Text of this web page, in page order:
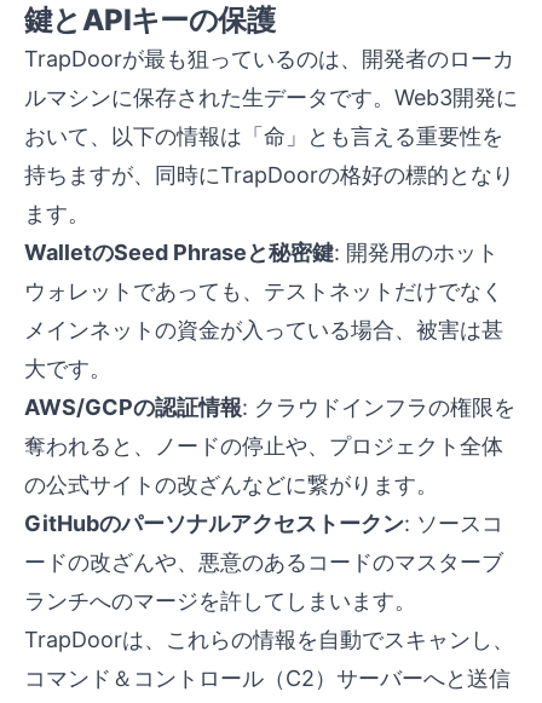
鍵とAPIキーの保護
TrapDoorが最も狙っているのは、開発者のローカ
ルマシンに保存された生データです。Web3開発に
おいて、以下の情報は「命」とも言える重要性を
持ちますが、同時にTrapDoorの格好の標的となり
ます。
WalletのSeed Phraseと秘密鍵: 開発用のホット
ウォレットであっても、テストネットだけでなく
メインネットの資金が入っている場合、被害は甚
大です。
AWS/GCPの認証情報: クラウドインフラの権限を
奪われると、ノードの停止や、プロジェクト全体
の公式サイトの改ざんなどに繋がります。
GitHubのパーソナルアクセストークン: ソースコ
ードの改ざんや、悪意のあるコードのマスターブ
ランチへのマージを許してしまいます。
TrapDoorは、これらの情報を自動でスキャンし、
コマンド＆コントロール（C2）サーバーへと送信